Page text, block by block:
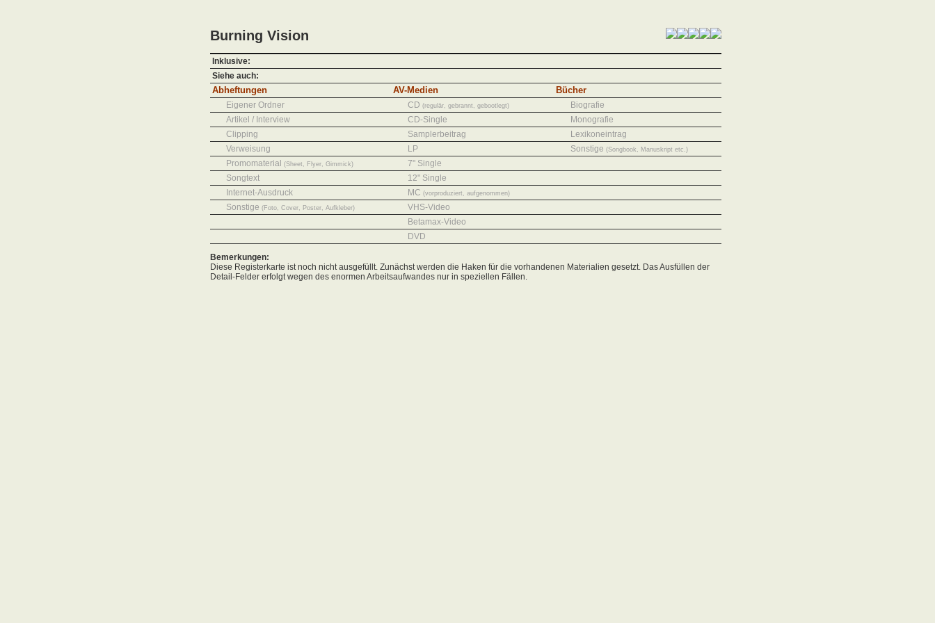
Burning Vision
Inklusive:
Siehe auch:
Abheftungen AV-Medien Bücher
Eigener Ordner CD (regulär, gebrannt, gebootlegt)
Biografie
Artikel / Interview
CD-Single
Monografie
Clipping
Samplerbeitrag
Lexikoneintrag
Verweisung
LP Sonstige (Songbook, Manuskript etc.)
Promomaterial (Sheet, Flyer, Gimmick)
7" Single
Songtext
12" Single
Internet-Ausdruck
MC (vorproduziert, aufgenommen)
Sonstige (Foto, Cover, Poster, Aufkleber)
VHS-Video
Betamax-Video
DVD
Bemerkungen:
Diese Registerkarte ist noch nicht ausgefüllt. Zunächst werden die Haken für die vorhandenen Materialien gesetzt. Das Ausfüllen der
Detail-Felder erfolgt wegen des enormen Arbeitsaufwandes nur in speziellen Fällen.